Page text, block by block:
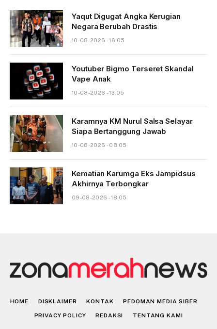
Yaqut Digugat Angka Kerugian
Negara Berubah Drastis
10-08-2026 - 16.05
Youtuber Bigmo Terseret Skandal
Vape Anak
10-08-2026 - 13.05
Karamnya KM Nurul Salsa Selayar
Siapa Bertanggung Jawab
10-08-2026 - 08.05
Kematian Karumga Eks Jampidsus
Akhirnya Terbongkar
09-08-2026 - 18.05
HOME DISKLAIMER KONTAK PEDOMAN MEDIA SIBER
PRIVACY POLICY REDAKSI TENTANG KAMI